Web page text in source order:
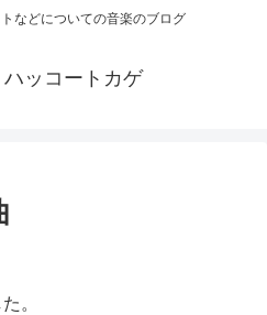
などについての音楽のブログ
ッコートカゲ
。